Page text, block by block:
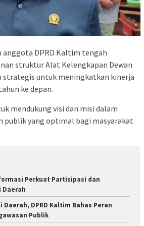
anggota DPRD Kaltim tengah
struktur Alat Kelengkapan Dewan
strategis untuk meningkatkan kinerja
ke depan.
mendukung visi dan misi dalam
publik yang optimal bagi masyarakat
Perkuat Partisipasi dan
Daerah
DPRD Kaltim Bahas Peran
Publik